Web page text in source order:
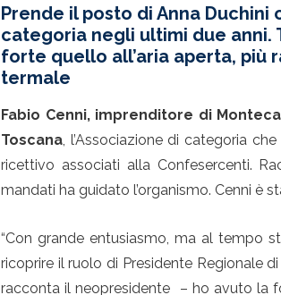
Prende il posto di Anna Duchini
categoria negli ultimi due anni.
forte quello all’aria aperta,
termale
Fabio Cenni, imprenditore di
Toscana, l’Associazione di categoria
ricettivo associati alla Confesercenti.
mandati ha guidato l’organismo. Cenni è
“Con grande entusiasmo, ma al tempo
ricoprire il ruolo di Presidente Regionale
racconta il neopresidente – ho avuto la